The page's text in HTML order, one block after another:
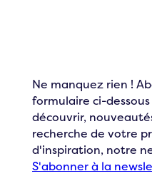
Ne manquez rien !
formulaire ci-
découvrir,
recherche de votre
d'inspiration, notre
S'abonner à la